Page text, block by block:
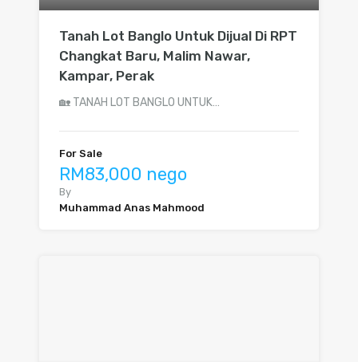
Tanah Lot Banglo Untuk Dijual Di RPT
Changkat Baru, Malim Nawar,
Kampar, Perak
🏡 TANAH LOT BANGLO UNTUK…
For Sale
RM83,000 nego
By
Muhammad Anas Mahmood